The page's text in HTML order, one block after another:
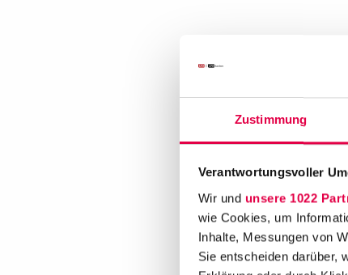
Zustimmung
Verantwortungsvoller
Wir und unsere 1022
wie Cookies, um
Inhalte, Messungen von
Sie entscheiden darüber,